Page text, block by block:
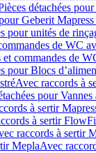
détachées
Geberit
pour unités de
de WC
commandes de
pour Blocs
Avec raccords à
pour
à sertir
à sertir
raccords à sertir
MeplaAvec